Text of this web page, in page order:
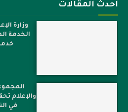
أحدث المقالات
وزارة
الخدمة
في